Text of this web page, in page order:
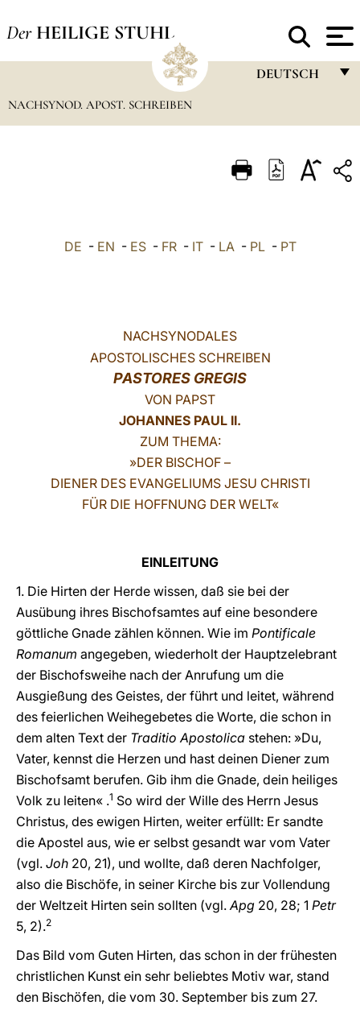
Der HEILIGE STUHL
DEUTSCH
ITALIANO
中文
NACHSYNOD. APOST. SCHREIBEN
DE - EN - ES- FR- IT- LA- PL- PT
NACHSYNODALES
APOSTOLISCHES SCHREIBEN
PASTORES GREGIS
VON PAPST
JOHANNES PAUL II.
ZUM THEMA:
»DER BISCHOF –
DIENER DES EVANGELIUMS JESU CHRISTI
FÜR DIE HOFFNUNG DER WELT«
EINLEITUNG
1. Die Hirten der Herde wissen, daß sie bei der
Ausübung ihres Bischofsamtes auf eine besondere
göttliche Gnade zählen können. Wie im Pontificale
Romanum angegeben, wiederholt der Hauptzelebrant
der Bischofsweihe nach der Anrufung um die
Ausgießung des Geistes, der führt und leitet, während
des feierlichen Weihegebetes die Worte, die schon in
dem alten Text der Traditio Apostolica stehen: »Du,
Vater, kennst die Herzen und hast deinen Diener zum
Bischofsamt berufen. Gib ihm die Gnade, dein heiliges
Volk zu leiten« .1 So wird der Wille des Herrn Jesus
Christus, des ewigen Hirten, weiter erfüllt: Er sandte
die Apostel aus, wie er selbst gesandt war vom Vater
(vgl. Joh 20, 21), und wollte, daß deren Nachfolger,
also die Bischöfe, in seiner Kirche bis zur Vollendung
der Weltzeit Hirten sein sollten (vgl.Apg 20, 28; 1 Petr
5, 2).2
Das Bild vom Guten Hirten, das schon in der frühesten
christlichen Kunst ein sehr beliebtes Motiv war, stand
den Bischöfen, die vom 30. September bis zum 27.